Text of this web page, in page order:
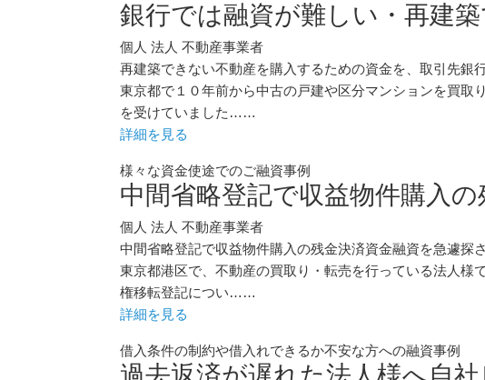
銀行では融資が難しい・再建
個人 法人 不動産事業者
再建築できない不動産を購入するための資金を、取引先銀
東京都で１０年前から中古の戸建や区分マンションを買取
を受けていました……
詳細を見る
様々な資金使途でのご融資事例
中間省略登記で収益物件購入
個人 法人 不動産事業者
中間省略登記で収益物件購入の残金決済資金融資を急遽探
東京都港区で、不動産の買取り・転売を行っている法人
権移転登記につい……
詳細を見る
借入条件の制約や借入れできるか不安な方への融資事例